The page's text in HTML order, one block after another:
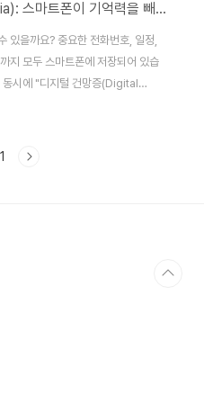
"디지털 건망증(Digital Amnesia): 스마트폰이 기억력을 빼앗는 시대, 해결책은?"
있을까요? 중요한 전화번호, 일정,
지 모두 스마트폰에 저장되어 있습
동시에 "디지털 건망증(Digital
니다. 스마트 기기에 의존하면서
디지털 기기에 지나치게 의존하여
1